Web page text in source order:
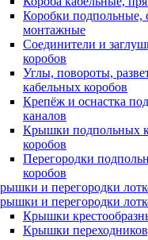
Коробки подпольные,
монтажные
Соединители и
коробов
Углы, повороты,
кабельных коробов
Крепёж и оснастка
каналов
Крышки подпольных
коробов
Перегородки
коробов
и перегородки
и перегородки
Крышки
Крышки